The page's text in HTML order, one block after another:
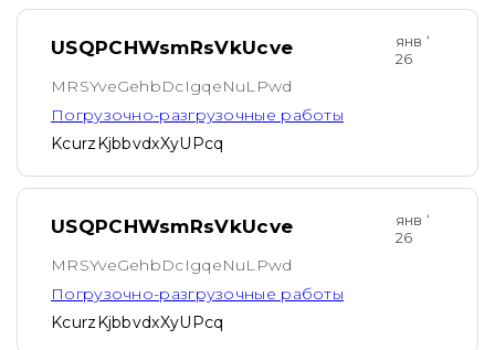
USQPCHWsmRsVkUcve
янв ‘
26
MRSYveGehbDcIgqeNuLPwd
Погрузочно-разгрузочные работы
KcurzKjbbvdxXyUPcq
USQPCHWsmRsVkUcve
янв ‘
26
MRSYveGehbDcIgqeNuLPwd
Погрузочно-разгрузочные работы
KcurzKjbbvdxXyUPcq